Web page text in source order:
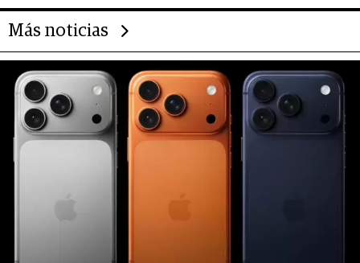
Más noticias